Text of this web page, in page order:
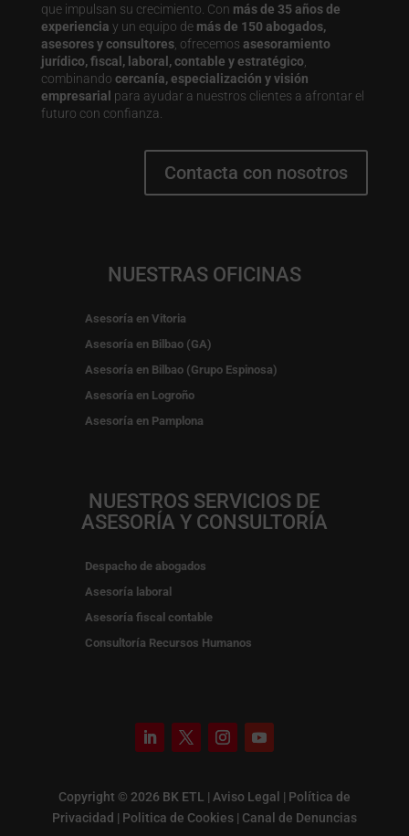
que impulsan su crecimiento. Con más de 35 años de
experiencia y un equipo de más de 150 abogados,
asesores y consultores, ofrecemos asesoramiento
jurídico, fiscal, laboral, contable y estratégico
combinando cercanía, especialización y visión
empresarial para ayudar a nuestros clientes a afrontar el
futuro con confianza.
Contacta con nosotros
NUESTRAS OFICINAS
Asesoría en Vitoria
Asesoría en Bilbao (GA)
Asesoría en Bilbao (Grupo Espinosa)
Asesoría en Logroño
Asesoría en Pamplona
NUESTROS SERVICIOS DE
ASESORÍA Y CONSULTORÍA
Despacho de abogados
Asesoría laboral
Asesoría fiscal contable
Consultoría Recursos Humanos
Copyright © 2026 BK ETL | Aviso Legal | Política de
Privacidad | Politica de Cookies| Canal de Denuncias